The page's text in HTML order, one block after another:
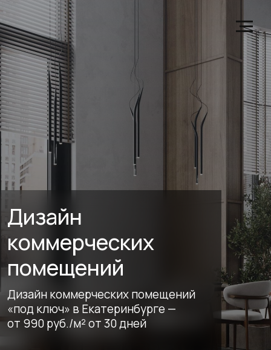
Дизайн
коммерческих
помещений
Дизайн коммерческих помещений
«под ключ» в Екатеринбурге —
от 990 руб./м² от 30 дней